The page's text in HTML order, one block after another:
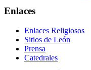
Enlaces
Enlaces Religiosos
Sitios de León
Prensa
Catedrales